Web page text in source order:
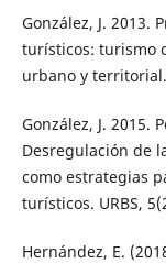
González, J. 2013.
turísticos: turismo
urbano y
González, J. 2015.
Desregulación de
como estrategias
turísticos. URBS,
Hernández, E.